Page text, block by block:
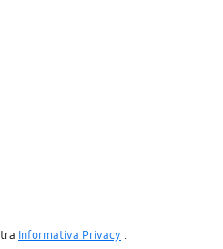
Informativa Privacy .